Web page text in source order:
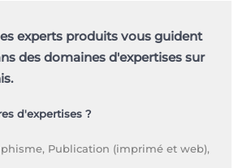
experts produits vous guident
des domaines d'expertises sur
d'expertises ?
Publication (imprimé et web),